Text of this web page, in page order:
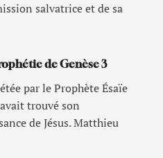
salvatrice et de sa
de Genèse 3
par le Prophète Ésaïe
trouvé son
de Jésus. Matthieu